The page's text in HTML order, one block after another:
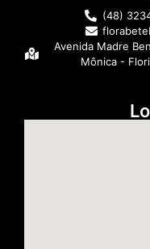
(48)
Avenida Madre
Mônica -